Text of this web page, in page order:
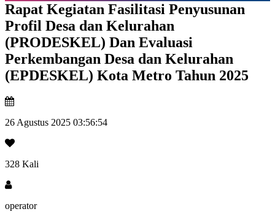
Rapat Kegiatan Fasilitasi Penyusunan
Profil Desa dan Kelurahan
(PRODESKEL) Dan Evaluasi
Perkembangan Desa dan Kelurahan
(EPDESKEL) Kota Metro Tahun 2025
26 Agustus 2025 03:56:54
328 Kali
operator